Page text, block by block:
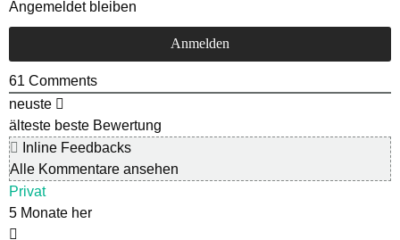
Angemeldet bleiben
61 Comments
neuste
älteste beste Bewertung
Inline Feedbacks
Alle Kommentare ansehen
Privat
5 Monate her